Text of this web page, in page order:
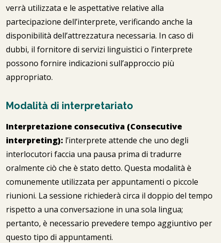
verrà utilizzata e le aspettative relative alla
partecipazione dell’interprete, verificando anche la
disponibilità dell’attrezzatura necessaria. In caso di
dubbi, il fornitore di servizi linguistici o l’interprete
possono fornire indicazioni sull’approccio più
appropriato.
Modalità di interpretariato
Interpretazione consecutiva (Consecutive
interpreting): l’interprete attende che uno degli
interlocutori faccia una pausa prima di tradurre
oralmente ciò che è stato detto. Questa modalità è
comunemente utilizzata per appuntamenti o piccole
riunioni. La sessione richiederà circa il doppio del tempo
rispetto a una conversazione in una sola lingua;
pertanto, è necessario prevedere tempo aggiuntivo per
questo tipo di appuntamenti.